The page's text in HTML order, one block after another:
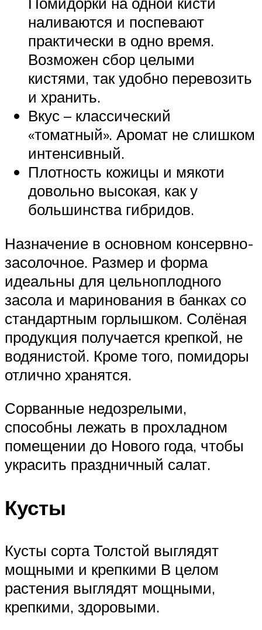
наливаются и поспевают
практически в одно время.
Возможен сбор целыми
кистями, так удобно перевозить
и хранить.
Вкус – классический
«томатный». Аромат не слишком
интенсивный.
Плотность кожицы и мякоти
довольно высокая, как у
большинства гибридов.
Назначение в основном консервно-
засолочное. Размер и форма
идеальны для цельноплодного
засола и маринования в банках со
стандартным горлышком. Солёная
продукция получается крепкой, не
водянистой. Кроме того, помидоры
отлично хранятся.
Сорванные недозрелыми,
способны лежать в прохладном
помещении до Нового года, чтобы
украсить праздничный салат.
Кусты
Кусты сорта Толстой выглядят
мощными и крепкими В целом
растения выглядят мощными,
крепкими, здоровыми.